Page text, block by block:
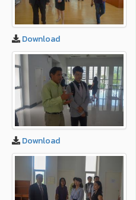
Download
Download